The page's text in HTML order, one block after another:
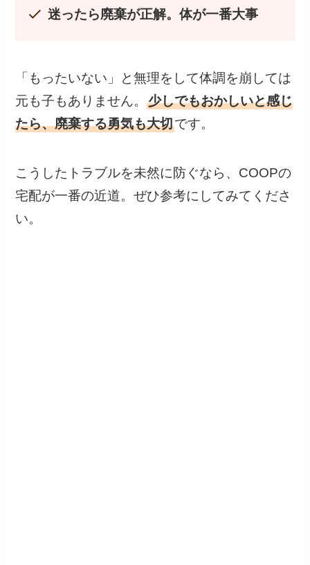
迷ったら廃棄が正解。体が一番大事
「もったいない」と無理をして体調を崩しては
元も子もありません。少しでもおかしいと感じ
たら、廃棄する勇気も大切です。
こうしたトラブルを未然に防ぐなら、COOPの
宅配が一番の近道。ぜひ参考にしてみてくださ
い。